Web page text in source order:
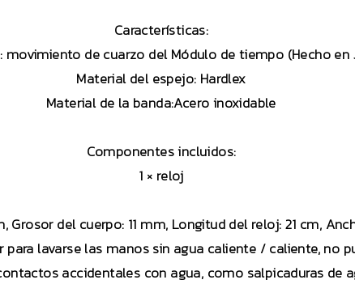
Características:
movimiento de cuarzo del Módulo de tiempo (Hecho en
Material del espejo: Hardlex
Material de la banda:Acero inoxidable
Componentes incluidos:
1 × reloj
del cuerpo: 11 mm, Longitud del reloj: 21 cm,
lavarse las manos sin agua caliente / caliente, no
accidentales con agua, como salpicaduras de